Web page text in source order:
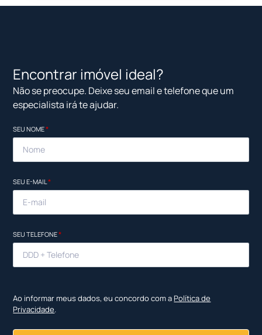
Encontrar imóvel ideal?
Não se preocupe. Deixe seu email e telefone que um
especialista irá te ajudar.
SEU NOME*
SEU E-MAIL*
SEU TELEFONE*
Ao informar meus dados, eu concordo com a Política de
Privacidade.